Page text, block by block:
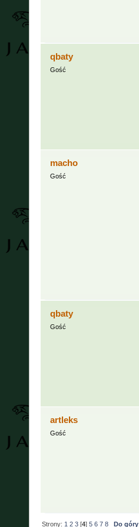
qbaty
Gość
macho
Gość
qbaty
Gość
artleks
Gość
Strony: 1 2 3 [4]5 6 7 8 Do góry